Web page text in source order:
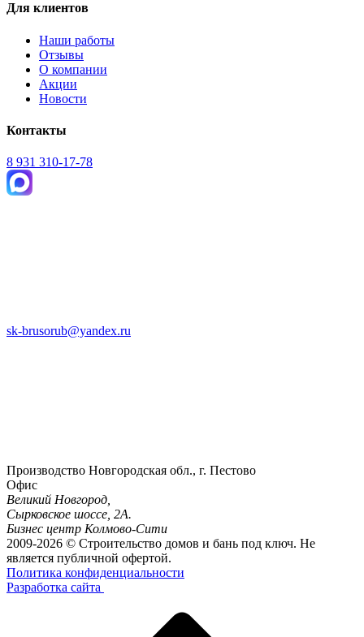
Для клиентов
Наши работы
Отзывы
О компании
Акции
Новости
Контакты
8 931 310-17-78
sk-brusorub@yandex.ru
Производство Новгородская обл., г. Пестово
Офис
Великий Новгород,
Сырковское шоссе, 2А.
Бизнес центр Колмово-Сити
2009-2026 © Строительство домов и бань под ключ. Не
является публичной офертой.
Политика конфиденциальности
Разработка сайта